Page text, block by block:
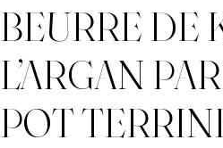
BEURRE DE
L’ARGAN
POT